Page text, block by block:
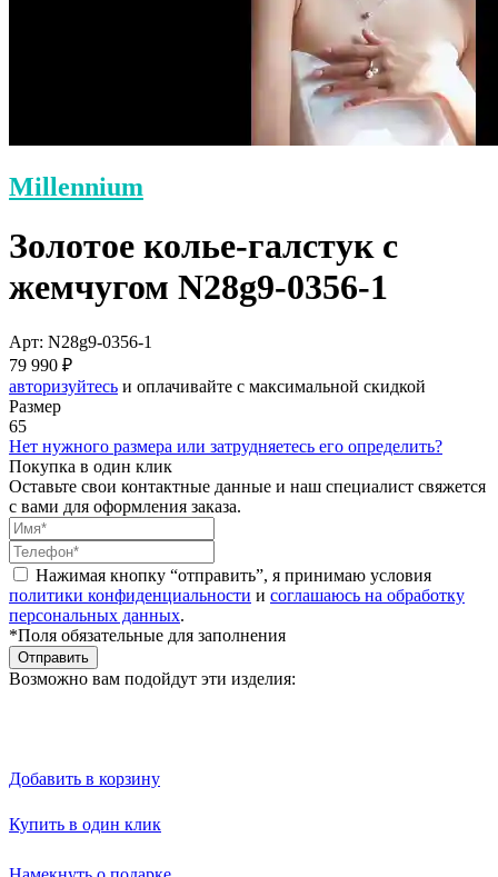
Millennium
Золотое колье-галстук с
жемчугом N28g9-0356-1
Арт: N28g9-0356-1
79 990 ₽
авторизуйтесь и оплачивайте с максимальной скидкой
Размер
65
Нет нужного размера или затрудняетесь его определить?
Покупка в один клик
Оставьте свои контактные данные и наш специалист свяжется
с вами для оформления заказа.
Нажимая кнопку “отправить”, я принимаю условия
политики конфиденциальности и соглашаюсь на обработку
персональных данных.
*Поля обязательные для заполнения
Отправить
Возможно вам подойдут эти изделия:
Добавить в корзину
Купить в один клик